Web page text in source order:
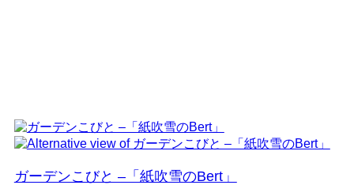
ガーデンこびと –「紙吹雪のBert」